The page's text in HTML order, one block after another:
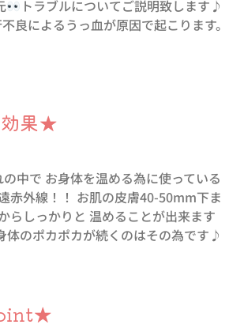
トラブルについてご説明致します♪
良によるうっ血が原因で起こります。
果★
中で お身体を温める為に使っている
赤外線！！ お肌の皮膚40-50mm下ま
らしっかりと 温めることが出来ます
体のポカポカが続くのはその為です♪